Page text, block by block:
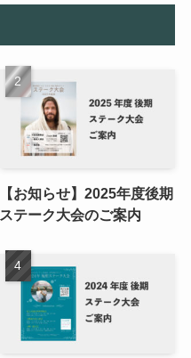
【お知らせ】2025年度後期
ステーク大会のご案内